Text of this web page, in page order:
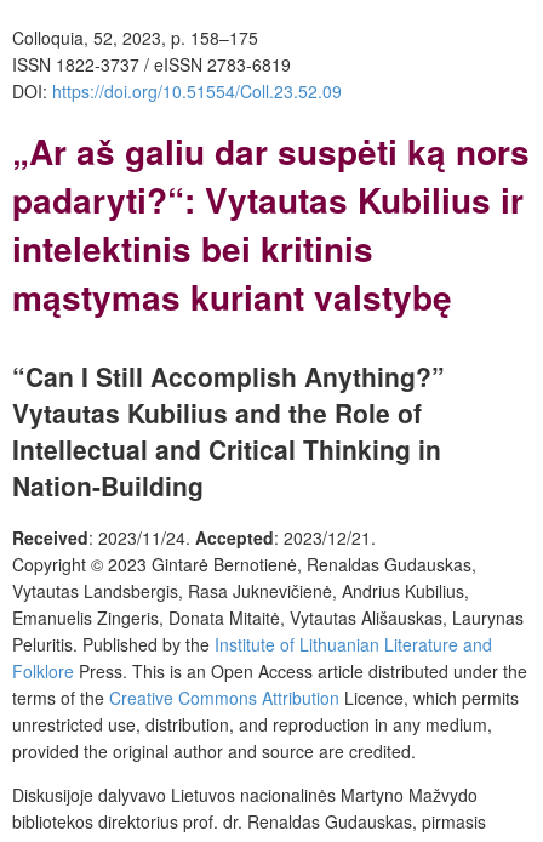
Colloquia, 52, 2023, p. 158–175
ISSN 1822-3737 / eISSN 2783-6819
DOI: https://doi.org/10.51554/Coll.23.52.09
„Ar aš galiu dar suspėti ką nors
padaryti?“: Vytautas Kubilius ir
intelektinis bei kritinis
mąstymas kuriant valstybę
“Can I Still Accomplish Anything?”
Vytautas Kubilius and the Role of
Intellectual and Critical Thinking in
Nation-Building
Received: 2023/11/24. Accepted: 2023/12/21.
Copyright © 2023 Gintarė Bernotienė, Renaldas Gudauskas,
Vytautas Landsbergis, Rasa Juk­nevičienė, Andrius Kubilius,
Emanuelis Zingeris, Donata Mitaitė, Vytautas Ališauskas, Laurynas
Peluritis. Published by the Institute of Lithuanian Literature and
Folklore Press. This is an Open Access article distributed under the
terms of the Creative Commons Attribution Licence, which permits
unrestricted use, distribution, and reproduction in any medium,
provided the original author and source are credited.
Diskusijoje dalyvavo Lietuvos nacionalinės Martyno Mažvydo
bibliotekos direktorius prof. dr. Renaldas Gudauskas, pirmasis